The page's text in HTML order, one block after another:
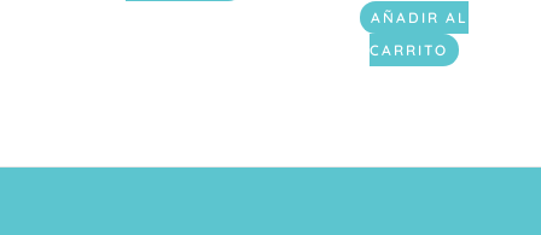
AÑADIR AL
CARRITO